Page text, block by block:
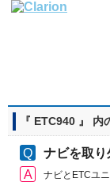
『 ETC940 』 内
ナビを取
ナビとETCユ